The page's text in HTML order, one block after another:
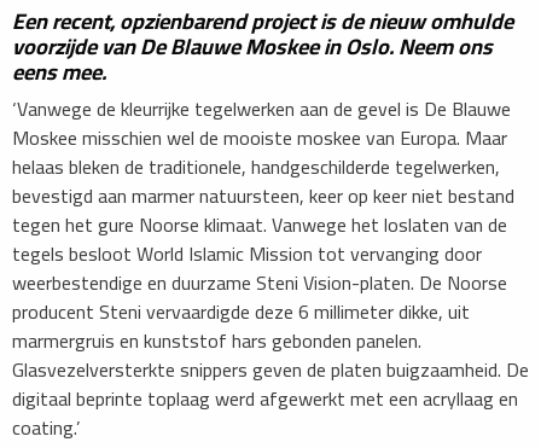
Een recent, opzienbarend project is de nieuw omhulde
voorzijde van De Blauwe Moskee in Oslo. Neem ons
eens mee.
‘Vanwege de kleurrijke tegelwerken aan de gevel is De Blauwe
Moskee misschien wel de mooiste moskee van Europa. Maar
helaas bleken de traditionele, handgeschilderde tegelwerken,
bevestigd aan marmer natuursteen, keer op keer niet bestand
tegen het gure Noorse klimaat. Vanwege het loslaten van de
tegels besloot World Islamic Mission tot vervanging door
weerbestendige en duurzame Steni Vision-platen. De Noorse
producent Steni vervaardigde deze 6 millimeter dikke, uit
marmergruis en kunststof hars gebonden panelen.
Glasvezelversterkte snippers geven de platen buigzaamheid. De
digitaal beprinte toplaag werd afgewerkt met een acryllaag en
coating.’